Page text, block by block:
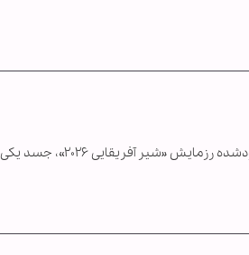
در جریان عملیات مشترک ارتش مراکش و نیروهای آمریکایی برای یافتن دو نظامی